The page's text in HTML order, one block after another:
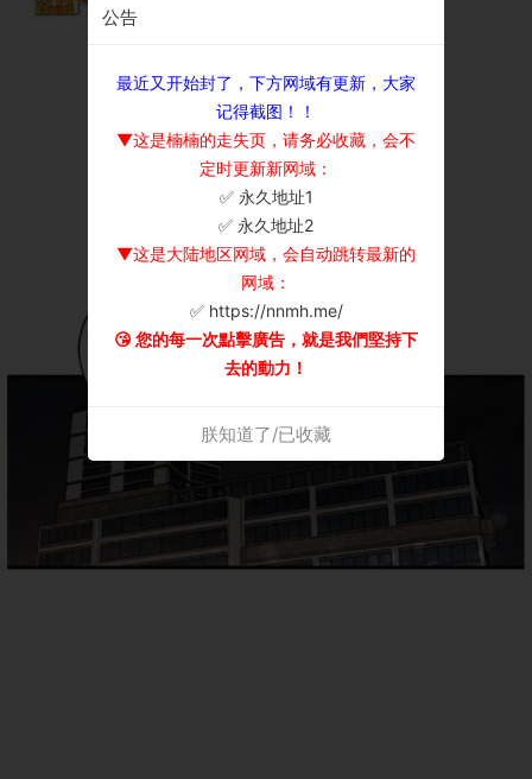
公告
最近又开始封了，下方网域有更新，大家
记得截图！！
▼这是楠楠的走失页，请务必收藏，会不
定时更新新网域：
✅ 永久地址1
✅ 永久地址2
▼这是大陆地区网域，会自动跳转最新的
网域：
✅ https://nnmh.me/
😘 您的每一次點擊廣告，就是我們堅持下
去的動力！
朕知道了/已收藏